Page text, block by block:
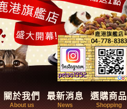
關於我們
About us
最新消息
News
選購商品
Shopping